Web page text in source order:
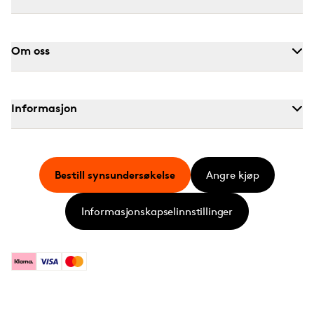
Om oss
Informasjon
KlarnaVisa Mastercard
Bestill synsundersøkelse Angre kjøp
Informasjonskapselinnstillinger